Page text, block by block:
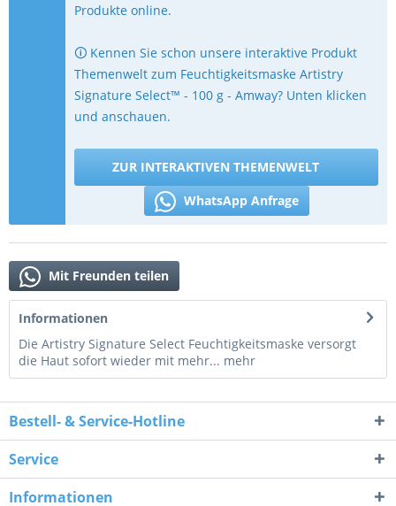
Produkte online.
🛈 Kennen Sie schon unsere interaktive Produkt
Themenwelt zum Feuchtigkeitsmaske Artistry
Signature Select™ - 100 g - Amway? Unten klicken
und anschauen.
ZUR INTERAKTIVEN THEMENWELT
WhatsApp Anfrage
Mit Freunden teilen
Informationen
Die Artistry Signature Select Feuchtigkeitsmaske versorgt
die Haut sofort wieder mit mehr... mehr
Bestell- & Service-Hotline
Service
Informationen